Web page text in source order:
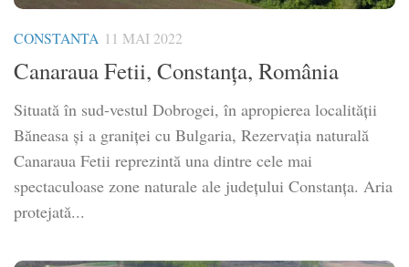
CONSTANTA 11 MAI 2022
Canaraua Fetii, Constanța, România
Situată în sud-vestul Dobrogei, în apropierea localității
Băneasa și a graniței cu Bulgaria, Rezervația naturală
Canaraua Fetii reprezintă una dintre cele mai
spectaculoase zone naturale ale județului Constanța. Aria
protejată...